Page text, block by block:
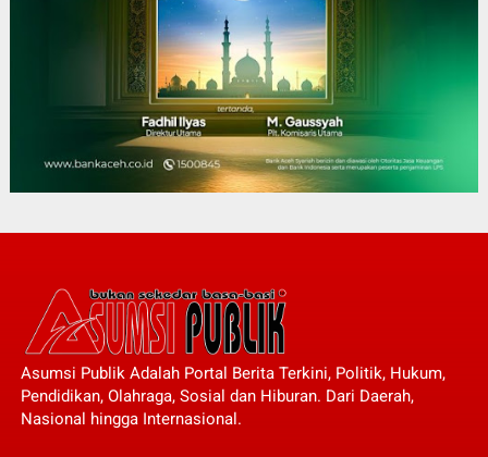
Asumsi Publik Adalah Portal Berita Terkini, Politik, Hukum,
Pendidikan, Olahraga, Sosial dan Hiburan. Dari Daerah,
Nasional hingga Internasional.